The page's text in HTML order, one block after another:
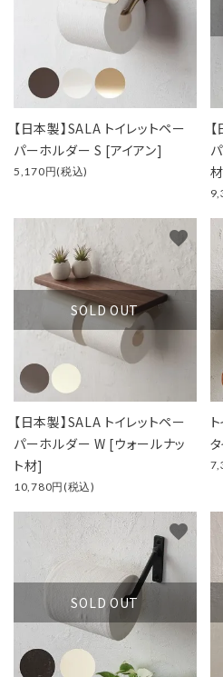
【日本製】SALA トイレットペー
パーホルダー S [アイアン]
5,170円(税込)
SOLD OUT
【日本製】SALA トイレットペー
パーホルダー W [ウォールナッ
ト材]
10,780円(税込)
favorite
SOLD OUT
favorite